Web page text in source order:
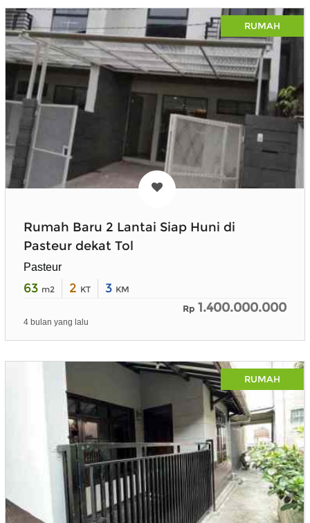
RUMAH
Rumah Baru 2 Lantai Siap Huni di
Pasteur dekat Tol
Pasteur
63 m2 2 KT 3 KM
Rp 1.400.000.000
4 bulan yang lalu
RUMAH